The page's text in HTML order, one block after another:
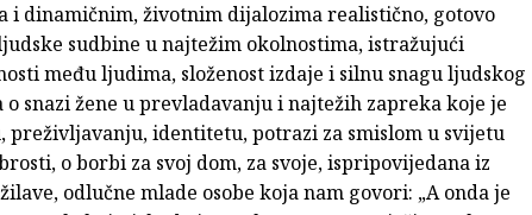
i dinamičnim, životnim dijalozima realistično, gotovo
sudbine u najtežim okolnostima, istražujući
među ljudima, složenost izdaje i silnu snagu ljudskog
snazi žene u prevladavanju i najtežih zapreka koje je
preživljavanju, identitetu, potrazi za smislom u svijetu
o borbi za svoj dom, za svoje, ispripovijedana iz
odlučne mlade osobe koja nam govori: „A onda je